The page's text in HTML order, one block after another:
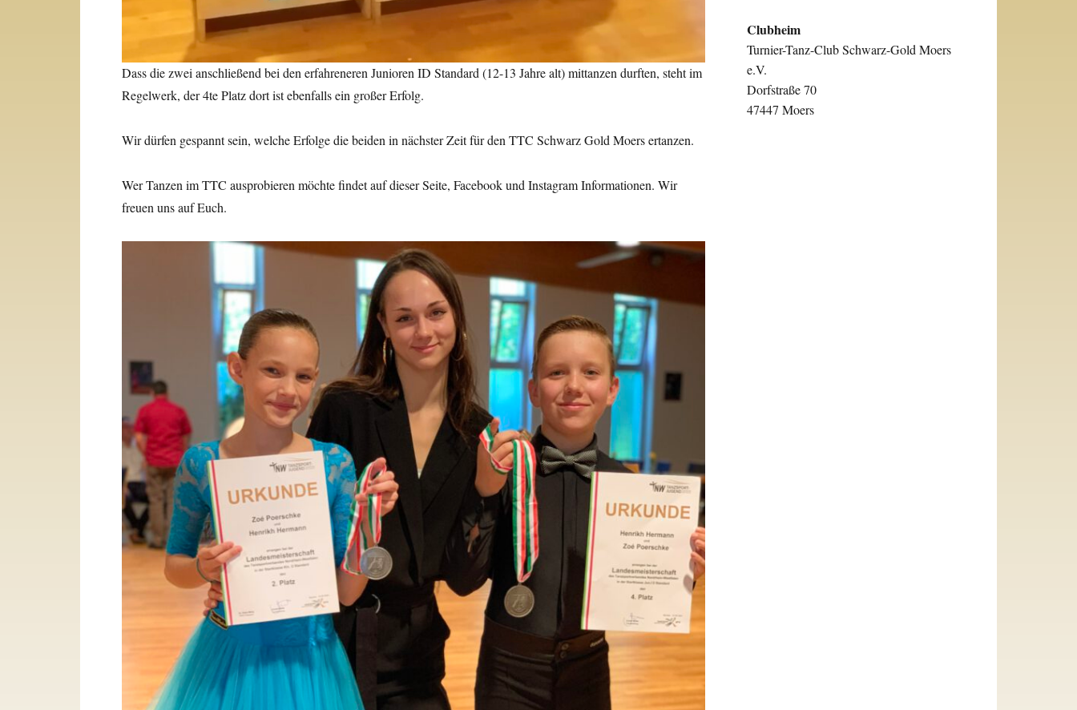
Dass die zwei anschließend bei den erfahreneren Junioren ID Standard (12-13 Jahre alt) mittanzen durften, steht im
Regelwerk, der 4te Platz dort ist ebenfalls ein großer Erfolg.
Wir dürfen gespannt sein, welche Erfolge die beiden in nächster Zeit für den TTC Schwarz Gold Moers ertanzen.
Wer Tanzen im TTC ausprobieren möchte findet auf dieser Seite, Facebook und Instagram Informationen. Wir
freuen uns auf Euch.
Clubheim
Turnier-Tanz-Club Schwarz-Gold Moers
e.V.
Dorfstraße 70
47447 Moers